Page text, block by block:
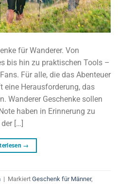
für Wanderer. Von
bis hin zu praktischen Tools –
Für alle, die das Abenteuer
eine Herausforderung, das
Wanderer Geschenke sollen
haben in Erinnerung zu
[…]
→
| Markiert Geschenk für Männer,